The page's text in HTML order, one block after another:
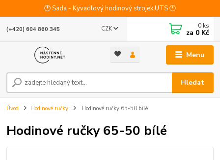
🕛 Sada - Kyvadlový hodinový strojek UTS 🕛
Menu
CZK
Hledat
(+420) 604 860 345 0 ks
za 0 Kč
Úvod Hodinové ručky Hodinové ručky 65-50 bílé
Hodinové ručky 65-50 bílé